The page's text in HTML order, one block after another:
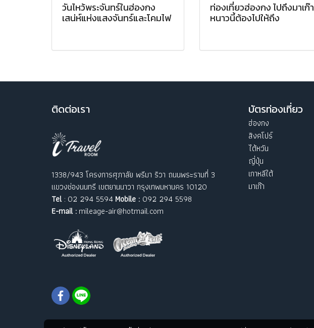
วันไหว้พระจันทร์ในฮ่องกง
เสน่ห์แห่งแสงจันทร์และโคมไฟ
ท่องเที่ยวฮ่องกง ไปถึงมาเก๊า
หนาวนี้ต้องไปให้ถึง
ติดต่อเรา
1338/943 โครงการศุภาลัย พรีมา ริวา ถนนพระรามที่ 3
แขวงช่องนนทรี เขตยานนาวา กรุงเทพมหานคร 10120
Tel: 02 294 5594 Mobile : 092 294 5598
E-mail : mileage-air@hotmail.com
บัตรท่องเที่ยว
ฮ่องกง
สิงคโปร์
ไต้หวัน
ญี่ปุ่น
เกาหลีใต้
มาเก๊า